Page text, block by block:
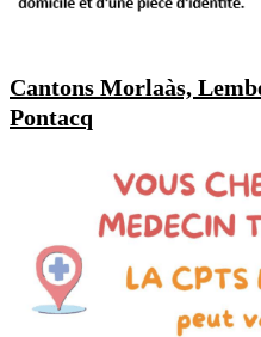
Cantons Morlaàs,
Pontacq